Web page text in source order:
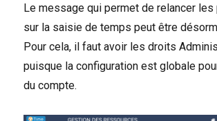
Le message qui permet de relancer les
sur la saisie de temps peut être
Pour cela, il faut avoir les droits
puisque la configuration est globale
du compte.